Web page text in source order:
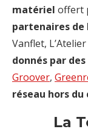
matériel offert
partenaires de
Vanflet,
donnés par
Groover,
réseau hors du
La